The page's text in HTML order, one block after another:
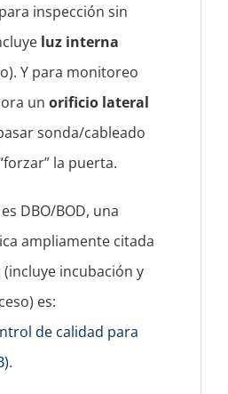
inspección sin
luz interna
Y para monitoreo
unorificio lateral
sonda/cableado
la puerta.
DBO/BOD, una
ampliamente citada
incubación y
es:
de calidad para
.